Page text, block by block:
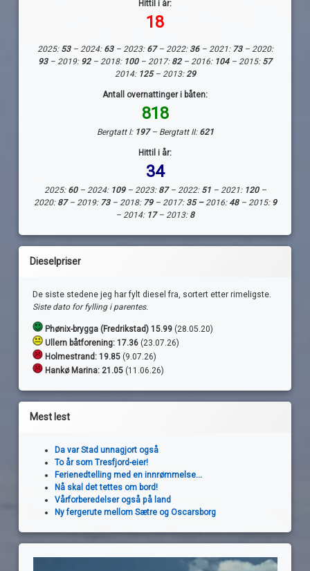
Hittil i år:
18
2025: 53– 2024:63– 2023: 67– 2022: 36– 2021: 73– 2020:
93– 2019: 92– 2018: 100 – 2017: 82– 2016: 104– 2015: 57
2014: 125– 2013:29
Antall overnattinger i båten:
818
Bergtatt I: 197– Bergtatt II: 621
Hittil i år:
34
2025: 60– 2024: 109– 2023: 87– 2022: 51– 2021: 120–
2020: 87– 2019: 73– 2018: 79– 2017: 35 –2016:48– 2015: 9
– 2014: 17– 2013: 8
Dieselpriser
De siste stedene jeg har fylt diesel fra, sortert etter rimeligste.
Siste dato for fylling i parentes.
Phønix-brygga (Fredrikstad) 15.99 (28.05.20)
Ullern båtforening: 17.36 (23.07.26)
Holmestrand: 19.85 (9.07.26)
Hankø Marina: 21.05 (11.06.26)
Mest lest
Da var Stad unnagjort også
To år som Tresfjord-eier!
Ferienedtelling med en innrømmelse...
Nå skal det tettes om bord!
Vårforberedelser også på land
Ny fergerute mellom Sætre og Oscarsborg